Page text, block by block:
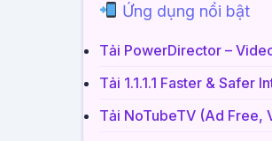
Ứng dụng nổi bật
Tải PowerDirector –
Tải 1.1.1.1 Faster & Safer
Tải NoTubeTV (Ad Free,